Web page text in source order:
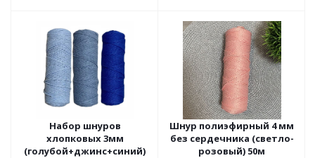
Набор шнуров
хлопковых 3мм
(голубой+джинс+синий)
Шнур полиэфирный 4 мм
без сердечника (светло-
розовый) 50м